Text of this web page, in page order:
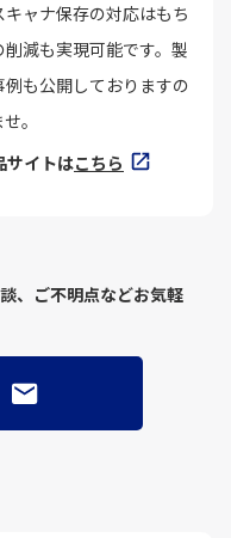
ャナ保存の対応はもち
減も実現可能です。製
も公開しておりますの
。
サイトはこちら
、ご不明点などお気軽